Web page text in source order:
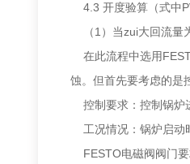
4.3 开度验算（式中
（1）当zui大回流量
在此流程中选用
蚀。但首先要考虑的是
控制要求：控制锅炉
工况情况：锅炉启动
FESTO电磁阀阀门要